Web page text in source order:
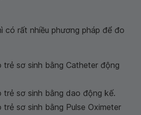
có rất nhiều phương pháp để đo
sơ sinh bằng Catheter động
sơ sinh bằng dao động kế.
sơ sinh bằng Pulse Oximeter